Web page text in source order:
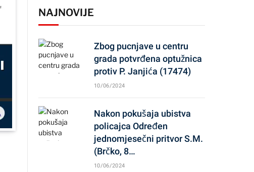
NAJNOVIJE
Zbog pucnjave u centru
grada potvrđena optužnica
protiv P. Janjića (17474)
10/06/2024
Nakon pokušaja ubistva
policajca Određen
jednomjesečni pritvor S.M.
(Brčko, 8…
10/06/2024